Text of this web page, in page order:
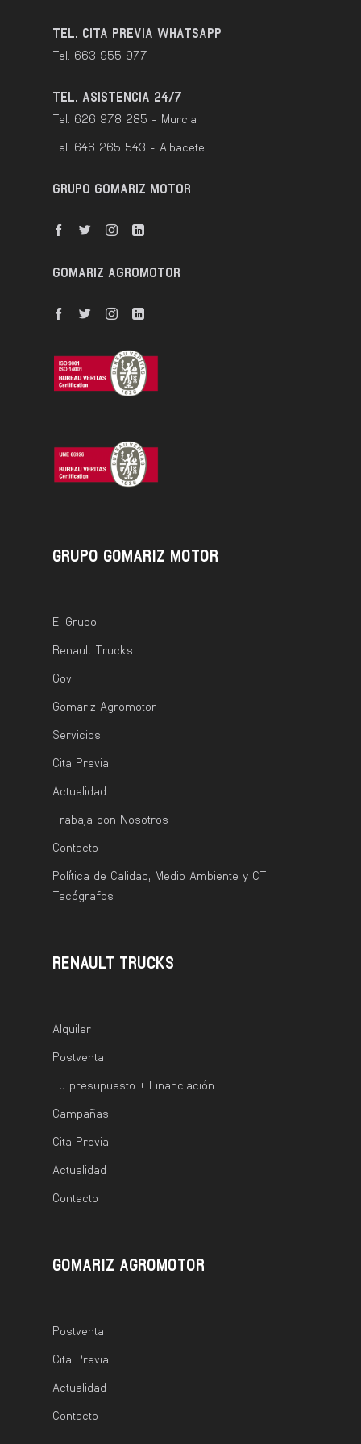
TEL. CITA PREVIA WHATSAPP
Tel. 663 955 977
TEL. ASISTENCIA 24/7
Tel. 626 978 285 - Murcia
Tel. 646 265 543 - Albacete
GRUPO GOMARIZ MOTOR
GOMARIZ AGROMOTOR
GRUPO GOMARIZ MOTOR
El Grupo
Renault Trucks
Govi
Gomariz Agromotor
Servicios
Cita Previa
Actualidad
Trabaja con Nosotros
Contacto
Política de Calidad, Medio Ambiente y CT
Tacógrafos
RENAULT TRUCKS
Alquiler
Postventa
Tu presupuesto + Financiación
Campañas
Cita Previa
Actualidad
Contacto
GOMARIZ AGROMOTOR
Postventa
Cita Previa
Actualidad
Contacto